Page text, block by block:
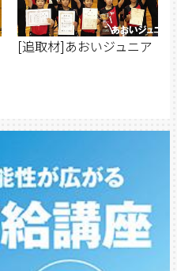
[追取材]あおいジュニア